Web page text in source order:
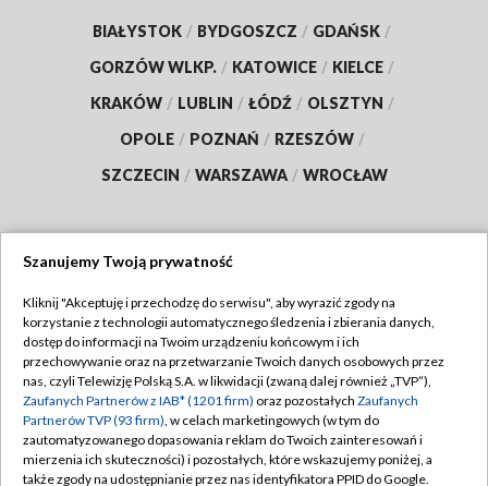
BIAŁYSTOK / BYDGOSZCZ / GDAŃSK /
GORZÓW WLKP. / KATOWICE / KIELCE /
KRAKÓW / LUBLIN / ŁÓDŹ / OLSZTYN /
OPOLE / POZNAŃ / RZESZÓW /
SZCZECIN / WARSZAWA / WROCŁAW
TVP
Abonament TVP
Emisja w TVP
Centrum informacji TVP
Naziemna Telewizja Cyfrowa
Regulamin TVP
Polityka prywatności
Moje zgody
Pomoc
Szanujemy Twoją prywatność
Kliknij "Akceptuję i przechodzę do serwisu", aby wyrazić zgody na
korzystanie z technologii automatycznego śledzenia i zbierania danych,
dostęp do informacji na Twoim urządzeniu końcowym i ich
przechowywanie oraz na przetwarzanie Twoich danych osobowych przez
nas, czyli Telewizję Polską S.A. w likwidacji (zwaną dalej również „TVP”),
Zaufanych Partnerów z IAB* (1201 firm) oraz pozostałych Zaufanych
Partnerów TVP (93 firm), w celach marketingowych (w tym do
zautomatyzowanego dopasowania reklam do Twoich zainteresowań i
mierzenia ich skuteczności) i pozostałych, które wskazujemy poniżej, a
także zgody na udostępnianie przez nas identyfikatora PPID do Google.